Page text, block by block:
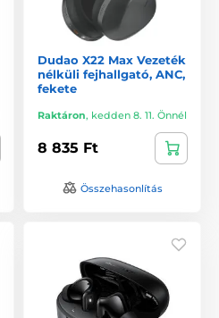
Dudao X22 Max Vezeték
nélküli fejhallgató, ANC,
fekete
Raktáron, kedden 8. 11. Önnél
8 835 Ft
Összehasonlítás